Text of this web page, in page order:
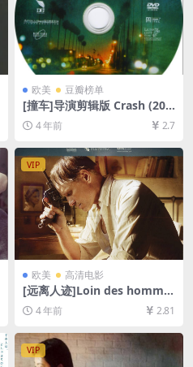
欧美 豆瓣榜单
[撞车]导演剪辑版 Crash (200
4)[百度网盘+迅雷云盘资源10
80P超清未删减][MP4/7.4GB]
4 年前 2.7
VIP
欧美 高清电影
[远离人迹]Loin des homme
s (2014)[百度网盘+迅雷云盘
资源1080P超清未删减][MP4/
6GB][中文字幕]
4 年前 2.81
VIP